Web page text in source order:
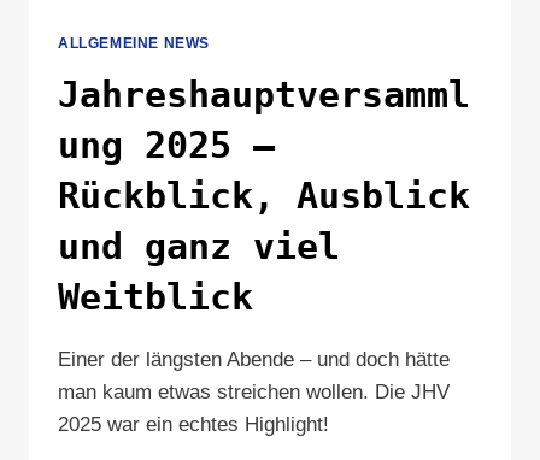
ALLGEMEINE NEWS
Jahreshauptversamml
ung 2025 –
Rückblick, Ausblick
und ganz viel
Weitblick
Einer der längsten Abende – und doch hätte
man kaum etwas streichen wollen. Die JHV
2025 war ein echtes Highlight!